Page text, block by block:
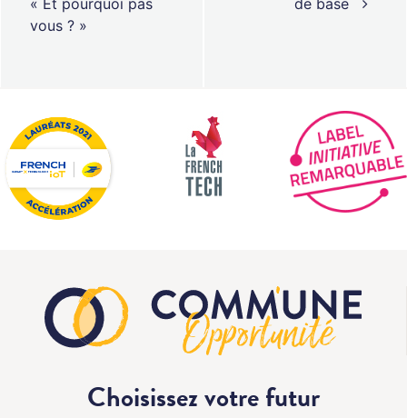
vous ? »
Choisissez votrefutur